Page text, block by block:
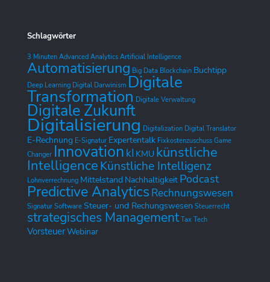
Schlagwörter
3 Minuten Advanced Analytics Artificial Intelligence
Automatisierung Big Data Blockchain Buchtipp
Deep Learning Digital Darwinism Digitale
Transformation Digitale Verwaltung
Digitale Zukunft
Digitalisierung Digitalization Digital Translator
E-Rechnung E-Signatur Expertentalk Fixkostenzuschuss Game
Changer Innovation kI KMU künstliche
IntelligenceKünstliche Intelligenz
Lohnverrechnung Mittelstand Nachhaltigkeit Podcast
Predictive Analytics Rechnungswesen
Signatur Software Steuer- und Rechungswesen Steuerrecht
strategisches Management Tax Tech
VorsteuerWebinar